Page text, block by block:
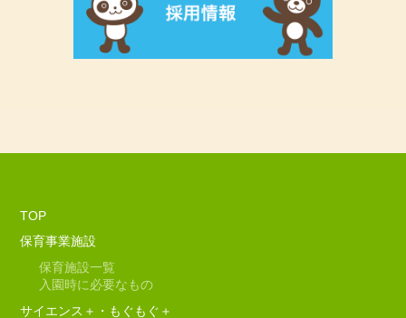
TOP
保育事業施設
保育施設一覧
入園時に必要なもの
サイエンス＋・もぐもぐ＋